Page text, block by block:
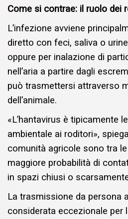
Come si contrae: il ruolo dei
L’infezione avviene
diretto con feci, saliva o
oppure per inalazione di
nell’aria a partire dagli
può trasmettersi attraverso
dell’animale.
«L’hantavirus è tipicamente
ambientale ai roditori»,
comunità agricole sono tra
maggiore probabilità di
in spazi chiusi o
La trasmissione da persona
considerata eccezionale per